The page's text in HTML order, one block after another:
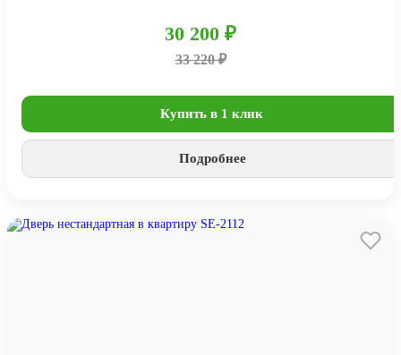
30 200 ₽
33 220 ₽
Купить в 1 клик
Подробнее